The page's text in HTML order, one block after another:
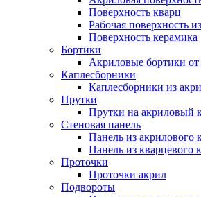
Поверхность кварц
Рабочая поверхность
Поверхность керамика
Бортики
Акриловые бортики от
Каплесборники
Каплесборники из
Прутки
Прутки на акриловый
Стеновая панель
Панель из акрилового
Панель из кварцевого
Проточки
Проточки акрил
Подвороты